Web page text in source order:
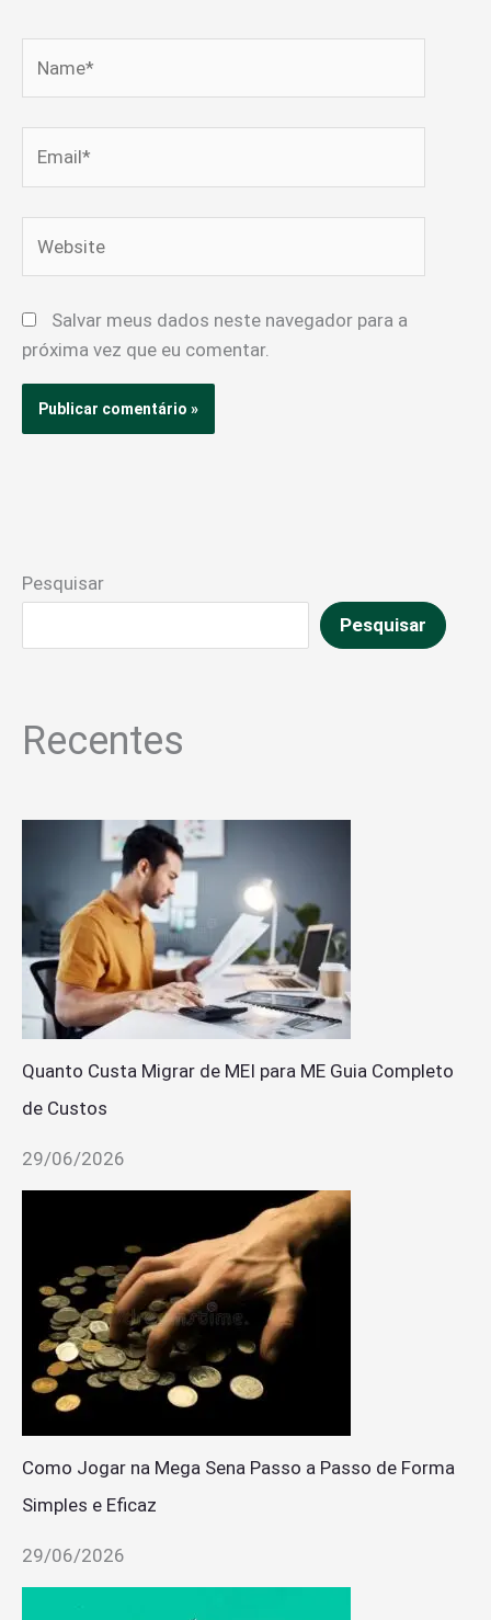
Salvar meus dados neste navegador para a
próxima vez que eu comentar.
Pesquisar
Pesquisar
Recentes
Quanto Custa Migrar de MEI para ME Guia Completo
de Custos
29/06/2026
Como Jogar na Mega Sena Passo a Passo de Forma
Simples e Eficaz
29/06/2026